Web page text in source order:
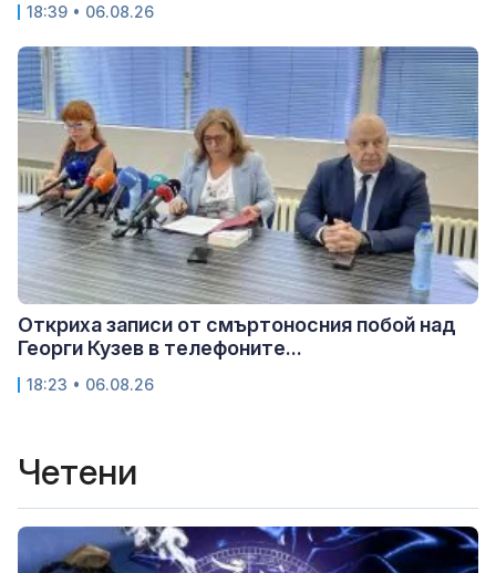
18:39 • 06.08.26
Откриха записи от смъртоносния побой над
Георги Кузев в телефоните...
18:23 • 06.08.26
Четени